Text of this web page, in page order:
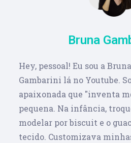
Bruna
Hey, pessoal! Eu sou a
Gambarini lá no Youtube.
apaixonada que "inventa
pequena. Na infância,
modelar por biscuit e o
tecido. Customizava